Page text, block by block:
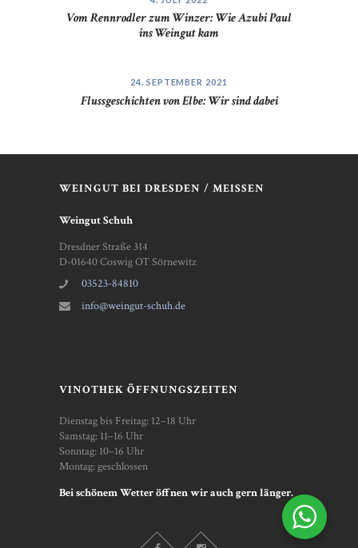
Vom Rennrodler zum Winzer: Wie Azubi Paul
ins Weingut kam
24. SEPTEMBER 2021
Flussgeschichten von Elbe: Wir sind dabei
WEINGUT BEI DRESDEN / MEISSEN
Weingut Schuh
Dresdner Straße 314
D-01640 Coswig OT Sörnewitz
03523-84810
info@weingut-schuh.de
VINOTHEK ÖFFNUNGSZEITEN
Dienstag bis Freitag: 12–18 Uhr
Samstag: 11–16 Uhr
Sonntag: 10–16 Uhr
Montag: geschlossen
Bei schönem Wetter öffnen wir auch gern länger.